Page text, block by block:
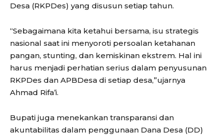
Desa (RKPDes) yang disusun setiap tahun.
“Sebagaimana kita ketahui bersama, isu strategis
nasional saat ini menyoroti persoalan ketahanan
pangan, stunting, dan kemiskinan ekstrem. Hal ini
harus menjadi perhatian serius dalam penyusunan
RKPDes dan APBDesa di setiap desa,”ujarnya
Ahmad Rifa’i.
Bupati juga menekankan transparansi dan
akuntabilitas dalam penggunaan Dana Desa (DD)